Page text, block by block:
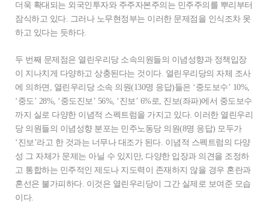
더욱 확대되는 외국인투자와 주주자본주의는 민주주의를 뿌리부터
잠식하고 있다. 그러나 노무현정부는 이러한 문제점을 인식조차 못
하고 있다는 듯하다.
두 번째 문제점은 열린우리당 소속의원들의 이념성향과 정책입장
이 지나치게 다양하고 상충된다는 것이다. 열린우리당의 자체 조사
에 의하면, 열린우리당 소속 의원(130명 응답)들은 ‘중도보수’ 10%,
‘중도’ 28%, ‘중도진보’ 56%, ‘진보’ 6%로, 진보(좌파)에서 중도보수
까지 실로 다양한 이념적 스펙트럼을 가지고 있다. 이러한 열린우리
당 의원들의 이념성향 분포는 민주노동당 의원(8명 응답) 모두가
‘진보’라고 한 것과는 너무나 대조가 된다. 이념적 스펙트럼의 다양
성 그 자체가 문제는 아닐 수 있지만, 다양한 입장과 의견을 조정하
고 통합하는 민주적인 제도나 지도력이 존재하지 않을 경우 혼란과
혼선은 불가피하다. 이것은 열린우리당이 그간 실제로 보여준 모습
이다.